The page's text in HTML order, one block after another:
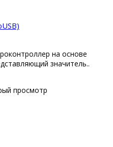
на основе
значитель..
просмотр